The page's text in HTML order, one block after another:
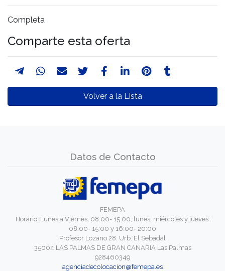
Completa
Comparte esta oferta
Volver a la Lista
Datos de Contacto
FEMEPA
Horario: Lunes a Viernes: 08:00- 15:00; lunes, miércoles y jueves:
08:00- 15:00 y 16:00- 20:00
Profesor Lozano 28. Urb. El Sebadal
35004 LAS PALMAS DE GRAN CANARIA Las Palmas
928460349
agenciadecolocacion@femepa.es